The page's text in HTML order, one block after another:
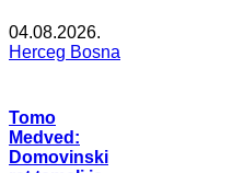
04.08.2026.
Herceg Bosna
Tomo
Medved:
Domovinski